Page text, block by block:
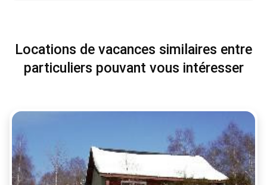
Locations de vacances similaires entre
particuliers pouvant vous intéresser